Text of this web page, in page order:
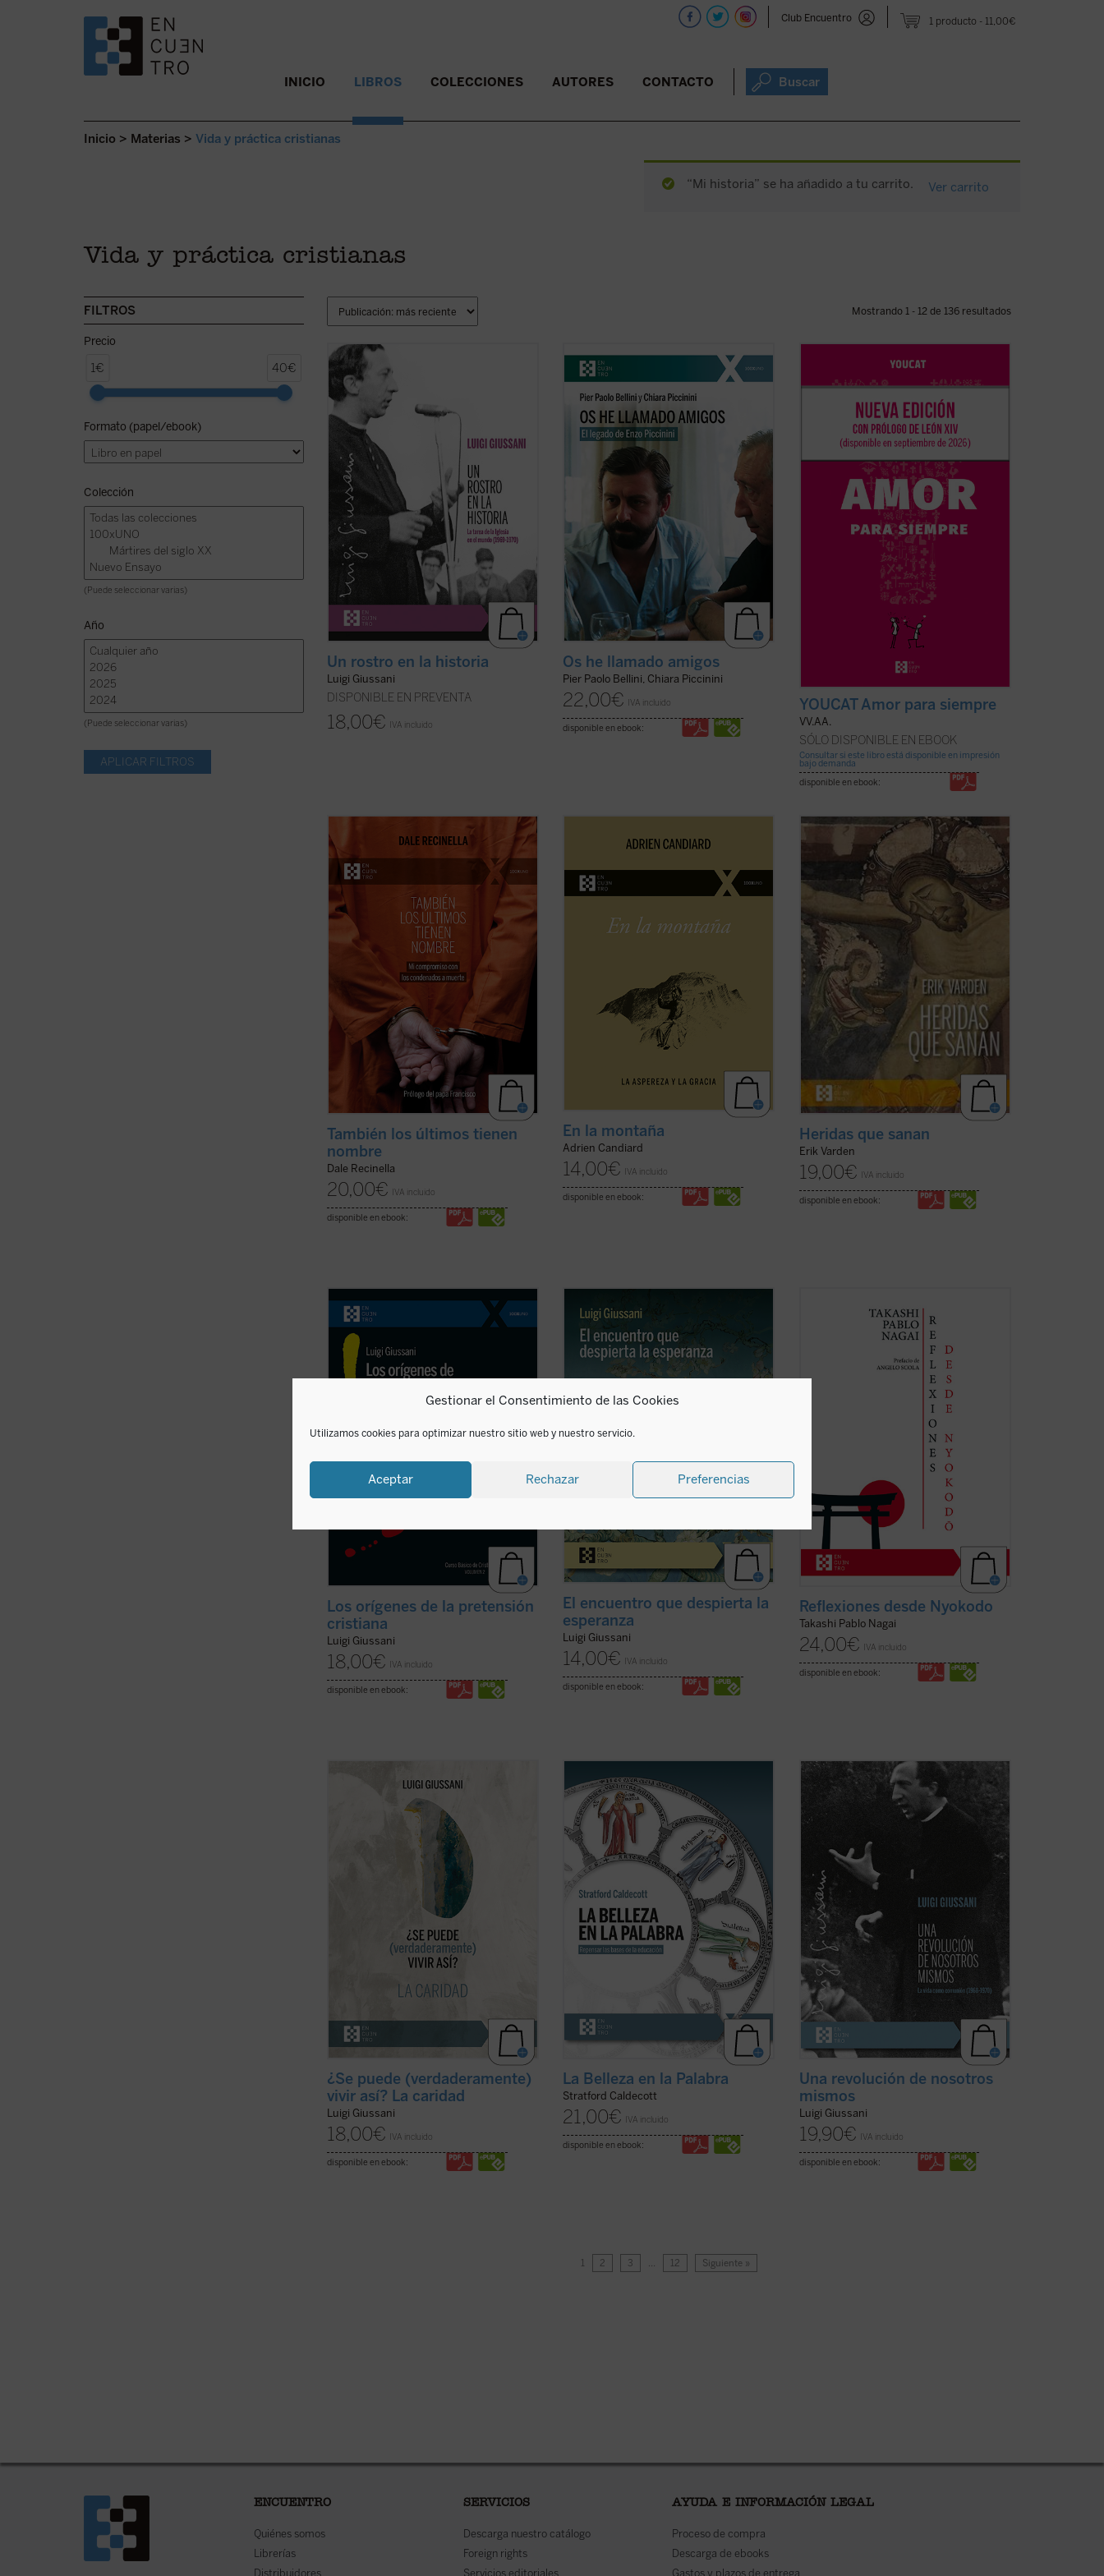
Gestionar el Consentimiento de las Cookies
Utilizamos cookies para optimizar nuestro sitio web y nuestro servicio.
Aceptar Rechazar Preferencias
1 producto 11,00€
Club Encuentro
SALTAR AL CONTENIDO. INICIO LIBROS COLECCIONES AUTORES CONTACTO Buscar
Inicio > Materias > Vida y práctica cristianas
“Mi historia” se ha añadido a tu carrito. Ver carrito
Vida y práctica cristianas
FILTROS
Precio
1€ 40€
Formato (papel/ebook)
Colección
(Puede seleccionar varias)
Año
(Puede seleccionar varias)
Mostrando 1 - 12 de 136 resultados
En estas conferencias, la voz profética de
Luigi Giussani es capaz de señalar,
incluso en ese momento histórico
convulso entre 1969 y 1970, un camino de
esperanza y verdad para el hombre
contemporáneo.
Un rostro en la historia
es un ...(ver ficha)
Un rostro en la historia
Luigi Giussani
DISPONIBLE EN PREVENTA
18,00€ IVA incluido
¿Quién era Enzo Piccinini, el cirujano que
murió trágicamente en un accidente de
coche en mayo de 1999, amigo de Luigi
Giussani e incansable impulsor de
numerosas iniciativas religiosas, sociales
y culturales en su región de Emilia
Romaña y ...
(ver ficha)
Os he llamado amigos
Pier Paolo Bellini, Chiara Piccinini
22,00€ IVA incluido
disponible en ebook:
Basado en casi mil preguntas de jóvenes
de más de treinta países, y elaborado
este libro acompaña a la pareja antes,
durante y después de la preparación
matrimonial, ayudándola a reflexionar, ...
YOUCAT Amor para siempre
VV.AA.
SÓLO DISPONIBLE EN EBOOK
Consultar si este libro está disponible en impresión
bajo demanda
disponible en ebook:
Con una mirada profunda y compasiva,
nadie quiere mirar: el rostro humano
detrás de una sentencia, el clamor que
ningún tribunal alcanza a oír. Mientras el
tiempo se acerca a su final, él
permanece junto ...(ver ficha)
También los últimos tienen
nombre
Dale Recinella
20,00€ IVA incluido
disponible en ebook:
En la montaña. La aspereza y la
corazón del Sermón de la Montaña, allí
donde Jesús proclama las
Bienaventuranzas y propone exigencias
enemigos, perdonar ...(ver ficha)
En la montaña
Adrien Candiard
14,00€ IVA incluido
disponible en ebook:
¿Qué hacer cuando el sufrimiento se
vuelve insoportable y las respuestas
convencionales ya no bastan? El monje y
obispo Erik Varden nos propone un
camino. Inspirándose en un antiguo
poema cisterciense, este libro nos invita
a contemplar ...
Heridas que sanan
Erik Varden
19,00€ IVA incluido
disponible en ebook:
En este libro lúcido y provocador, Luigi
Giussani se adentra en la cuestión
decisiva del cristianismo: su pretensión
única e irreductible.
pretensión cristianano es un tratado
Los orígenes de la pretensión
cristiana
Luigi Giussani
18,00€ IVA incluido
disponible en ebook:
Estas páginas ofrecen las lecciones, el
diálogo en asamblea y la síntesis, hasta
ahora inéditos, de Luigi Giussani con
jóvenes universitarios de Comunión y
Liberación en 1985. Giussani propone
necesidades ...(ver ficha)
El encuentro que despierta la
esperanza
Luigi Giussani
14,00€ IVA incluido
disponible en ebook:
Reflexiones desde Nyokodō
serie de escritos breves, meditaciones y
cartas suyas que conforman una obra
valiosísima para seguir, a través de una
intimidad familiar con él, los pasos de
Takashi hacia el encuentro final con ...
Reflexiones desde Nyokodo
Takashi Pablo Nagai
24,00€ IVA incluido
disponible en ebook:
Giussani continúa su diálogo abierto en
este tercer y último volumen dedicado a
la caridad, junto con su condición
esencial, el sacrificio, y su consecuencia
práctica, la virginidad....(ver ficha)
¿Se puede (verdaderamente)
vivir así? La caridad
Luigi Giussani
18,00€ IVA incluido
disponible en ebook:
La Belleza en la Palabra
contribución única para devolver la
realidad al centro del aprendizaje. A los
interrogantes ¿qué es una buena
educación? o ¿para qué sirve?, Stratford
Caldecott ensaya una respuesta
arrojando una nueva ...(ver ficha)
La Belleza en la Palabra
Stratford Caldecott
21,00€ IVA incluido
disponible en ebook:
Los textos reunidos en este libro
pertenecen a un momento delicado y
crucial de la historia de Comunión y
Liberación (CL). Se remontan a los años
1968-1970, período en el que la
experiencia nacida de don Giussani en
1954 sufrió una profunda ...
Una revolución de nosotros
mismos
Luigi Giussani
19,90€ IVA incluido
disponible en ebook:
1 2 3 … 12 Siguiente »
ENCUENTRO
Quiénes somos
Librerías
Distribuidores
SERVICIOS
Descarga nuestro catálogo
Foreign rights
Servicios editoriales
AYUDA E INFORMACIÓN LEGAL
Proceso de compra
Descarga de ebooks
Gastos y plazos de entrega